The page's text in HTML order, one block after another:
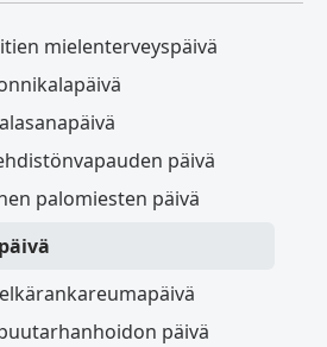
mielenterveyspäivä
päivä
palomiesten päivä
päivä